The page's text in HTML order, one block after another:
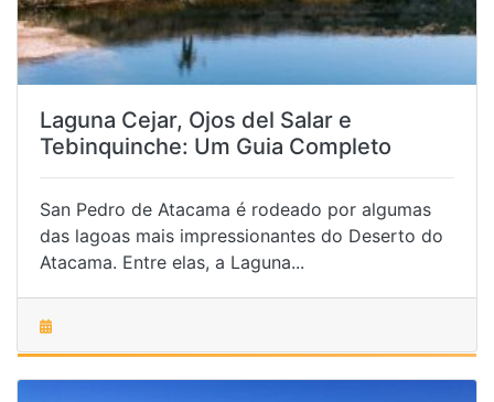
Laguna Cejar, Ojos del Salar e
Tebinquinche: Um Guia Completo
San Pedro de Atacama é rodeado por algumas
das lagoas mais impressionantes do Deserto do
Atacama. Entre elas, a Laguna...